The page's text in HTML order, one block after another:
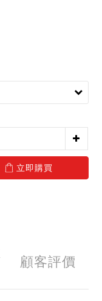
立即購買
顧客評價